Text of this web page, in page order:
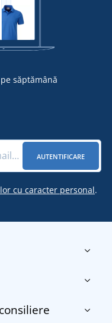
săptămână
AUTENTIFICARE
cu caracter personal.